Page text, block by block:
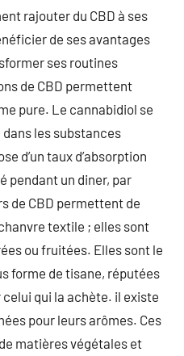
rajouter du CBD à ses
de ses avantages
ses routines
de CBD permettent
pure. Le cannabidiol se
les substances
d’un taux d’absorption
pendant un diner, par
de CBD permettent de
textile ; elles sont
ou fruitées. Elles sont le
forme de tisane, réputées
qui la achète. il existe
pour leurs arômes. Ces
matières végétales et